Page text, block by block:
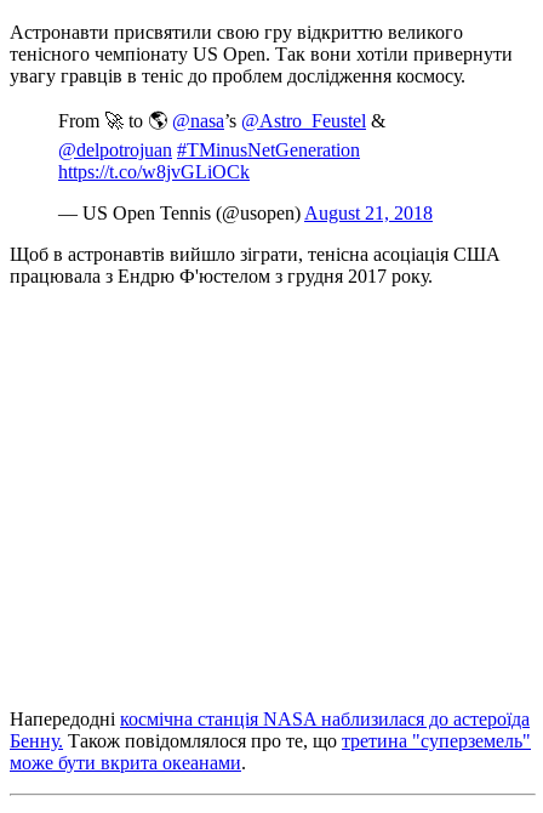
Астронавти присвятили свою гру відкриттю великого
тенісного чемпіонату US Open. Так вони хотіли привернути
увагу гравців в теніс до проблем дослідження космосу.
From 🚀 to 🌎 @nasa’s @Astro_Feustel &
@delpotrojuan #TMinusNetGeneration
https://t.co/w8jvGLiOCk
— US Open Tennis (@usopen) August 21, 2018
Щоб в астронавтів вийшло зіграти, тенісна асоціація США
працювала з Ендрю Ф'юстелом з грудня 2017 року.
Напередодні космічна станція NASA наблизилася до астероїда
Бенну. Також повідомлялося про те, що третина "суперземель"
може бути вкрита океанами.